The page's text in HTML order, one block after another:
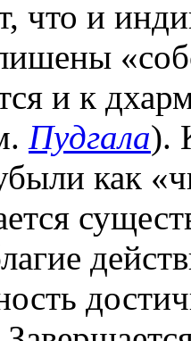
что и
и к
Пудгала).
как